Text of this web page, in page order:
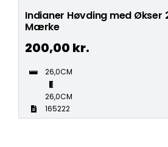
Indianer Høvding med Økser
Mærke
200,00 kr.
26,0CM
26,0CM
165222